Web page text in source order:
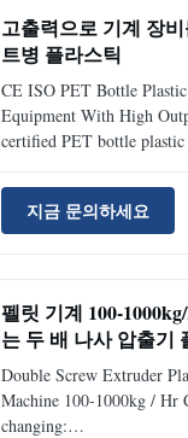
고출력으로 기계 장
트병 플라스틱
CE ISO PET Bottle
Equipment With High
certified PET bottle plastic
efficient recycling
PET bottle recycling line
materials into clean ...
지금 문의하세요
펠릿 기계 100-
는 두 배 나사 압출기
Double Screw Extruder
Machine 100-1000kg / Hr
changing: